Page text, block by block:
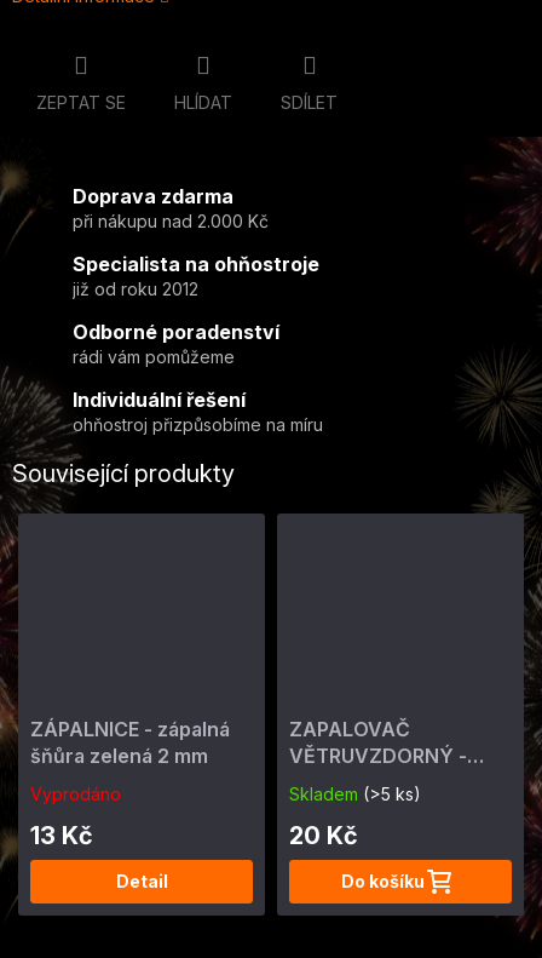
ZEPTAT SE HLÍDAT SDÍLET
Doprava zdarma
při nákupu nad 2.000 Kč
Specialista na ohňostroje
již od roku 2012
Odborné poradenství
rádi vám pomůžeme
Individuální řešení
ohňostroj přizpůsobíme na míru
Související produkty
ZÁPALNICE - zápalná
šňůra zelená 2 mm
Vyprodáno
13 Kč
Detail
ZAPALOVAČ
VĚTRUVZDORNÝ -
ohňostrojný 4 min
Skladem (>5 ks)
20 Kč
Do košíku